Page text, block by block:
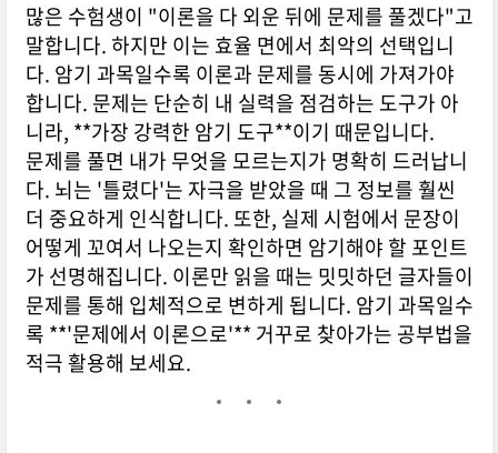
많은 수험생이 "이론을 다 외운 뒤에 문제를 풀겠다"고
말합니다. 하지만 이는 효율 면에서 최악의 선택입니
다. 암기 과목일수록 이론과 문제를 동시에 가져가야
합니다. 문제는 단순히 내 실력을 점검하는 도구가 아
니라, **가장 강력한 암기 도구**이기 때문입니다.
문제를 풀면 내가 무엇을 모르는지가 명확히 드러납니
다. 뇌는 '틀렸다'는 자극을 받았을 때 그 정보를 훨씬
더 중요하게 인식합니다. 또한, 실제 시험에서 문장이
어떻게 꼬여서 나오는지 확인하면 암기해야 할 포인트
가 선명해집니다. 이론만 읽을 때는 밋밋하던 글자들이
문제를 통해 입체적으로 변하게 됩니다. 암기 과목일수
록 **'문제에서 이론으로'** 거꾸로 찾아가는 공부법을
적극 활용해 보세요.